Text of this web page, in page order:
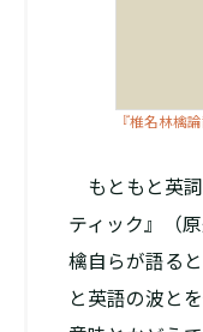
『椎名林檎論
もともと英詞
ティック』（
檎自らが語る
と英語の波と